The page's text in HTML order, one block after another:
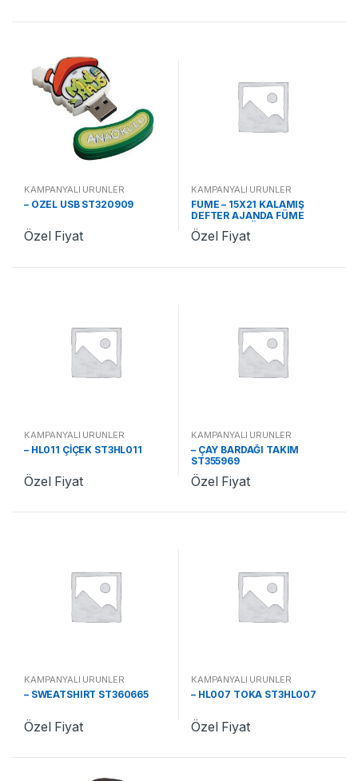
KAMPANYALI ÜRÜNLER
– ÖZEL USB ST320909
Özel Fiyat
KAMPANYALI ÜRÜNLER
FÜME – 15X21 KALAMIŞ
DEFTER AJANDA FÜME
ST370242 FÜME
Özel Fiyat
KAMPANYALI ÜRÜNLER
– HL011 ÇİÇEK ST3HL011
Özel Fiyat
KAMPANYALI ÜRÜNLER
– ÇAY BARDAĞI TAKIM
ST355969
Özel Fiyat
KAMPANYALI ÜRÜNLER
– SWEATSHIRT ST360665
Özel Fiyat
KAMPANYALI ÜRÜNLER
– HL007 TOKA ST3HL007
Özel Fiyat